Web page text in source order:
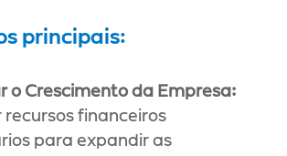
principais:
o Crescimento da Empresa:
recursos financeiros
para expandir as